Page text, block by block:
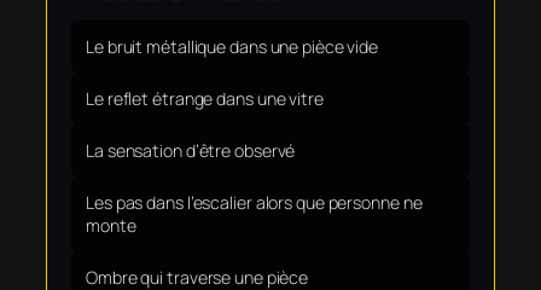
Le bruit métallique dans une pièce vide
Le reflet étrange dans une vitre
La sensation d’être observé
Les pas dans l’escalier alors que personne ne
monte
Ombre qui traverse une pièce